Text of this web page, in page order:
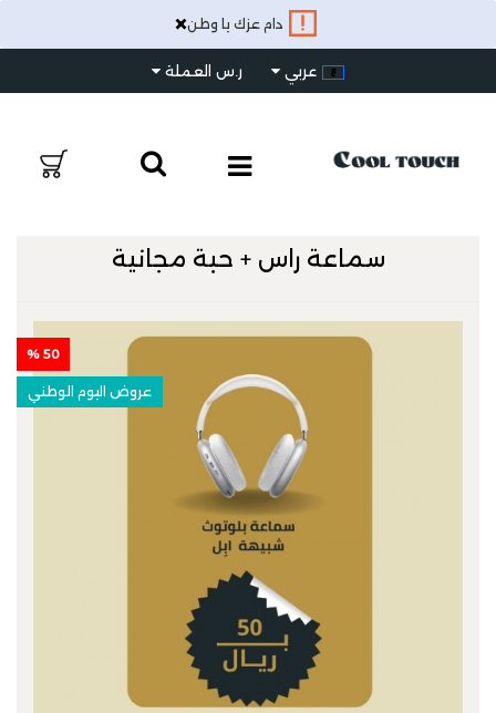
دام عزك يا وطن×
عربي ر.س العملة
سماعة راس + حبة مجانية
50 %
عروض اليوم الوطني